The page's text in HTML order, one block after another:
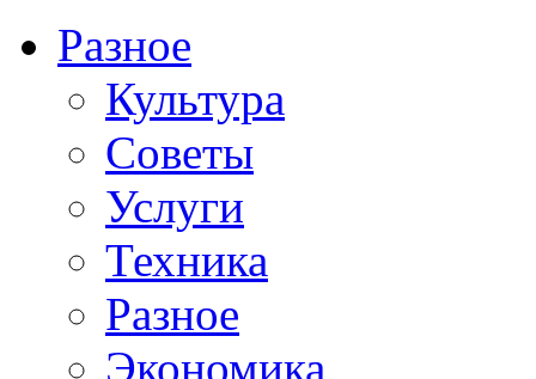
Разное
Культура
Советы
Услуги
Техника
Разное
Экономика